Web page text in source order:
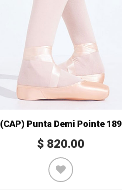
(CAP) Punta Demi Pointe 189
$ 820.00